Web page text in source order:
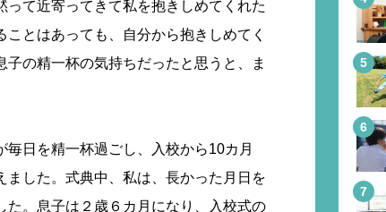
って近寄ってきて私を抱きしめてくれた
とはあっても、自分から抱きしめてく
の精一杯の気持ちだったと思うと、ま
日を精一杯過ごし、入校から10カ月
ました。式典中、私は、長かった月日を
た。息子は２歳６カ月になり、入校式の